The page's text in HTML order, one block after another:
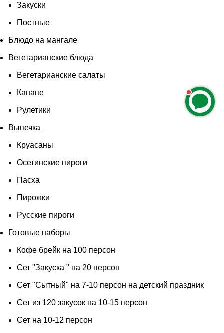
Закуски
Постные
Блюдо на мангале
Вегетарианские блюда
Вегетарианские салаты
Канапе
Рулетики
Выпечка
Круасаны
Осетинские пироги
Пасха
Пирожки
Русские пироги
Готовые наборы
Кофе брейк на 100 персон
Сет "Закуска " на 20 персон
Сет "Сытный" на 7-10 персон на детский праздник
Сет из 120 закусок на 10-15 персон
Сет на 10-12 персон